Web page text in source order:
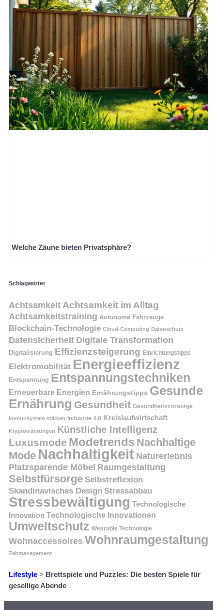
Welche Zäune bieten Privatsphäre?
Schlagwörter
Achtsamkeit Achtsamkeit im Alltag
Achtsamkeitstraining Autonome Fahrzeuge
Blockchain-Technologie Cloud-Computing Datenschutz
Datensicherheit Digitale Transformation
Digitalisierung Effizienzsteigerung Einrichtungstipps
Elektromobilität Energieeffizienz
Entspannung Entspannungstechniken
Erneuerbare Energien Ernährungstipps Gesunde
Ernährung Gesundheit Gesundheitsvorsorge
Immunsystem stärken Industrie 4.0 Kreislaufwirtschaft
Kryptowährungen Künstliche Intelligenz
Luxusmode Modetrends Nachhaltige
Mode Nachhaltigkeit Naturerlebnis
Platzsparende Möbel Raumgestaltung
Selbstfürsorge Selbstreflexion
Skandinavisches Design Stressabbau
Stressbewältigung Technologische
Innovation Technologische Innovationen
Umweltschutz Wearable Technologie
Wohnaccessoires Wohnraumgestaltung
Zeitmanagement
Lifestyle > Brettspiele und Puzzles: Die besten Spiele für
gesellige Abende